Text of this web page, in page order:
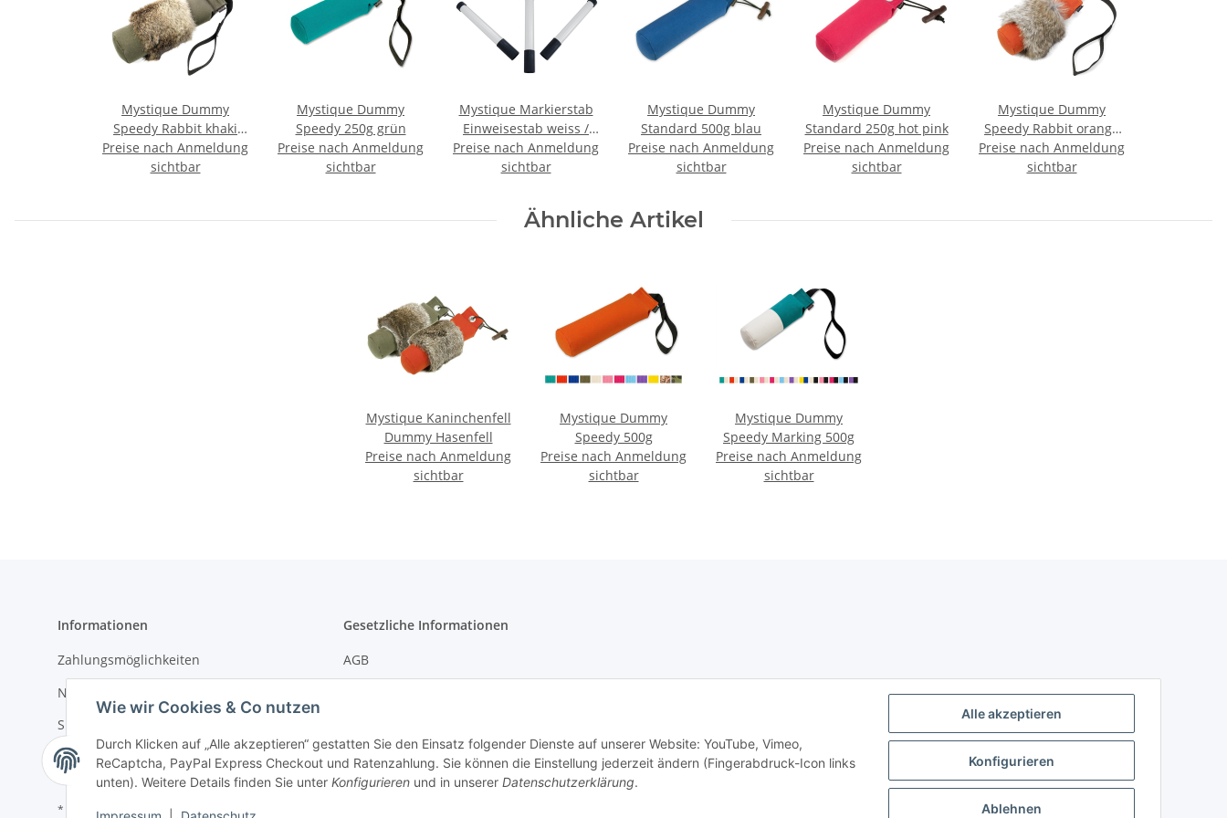
Alle akzeptieren
Konfigurieren
Ablehnen
Wie wir Cookies & Co nutzen
Durch Klicken auf „Alle akzeptieren“ gestatten Sie den Einsatz folgender Dienste auf unserer Website: YouTube, Vimeo,
ReCaptcha, PayPal Express Checkout und Ratenzahlung. Sie können die Einstellung jederzeit ändern (Fingerabdruck-Icon links
unten). Weitere Details finden Sie unter Konfigurieren und in unserer Datenschutzerklärung.
Mystique Dummy
Speedy Rabbit khaki
mit Fell 500g
Preise nach Anmeldung
sichtbar
Mystique Dummy
Speedy 250g grün
Preise nach Anmeldung
sichtbar
Mystique Markierstab
Einweisestab weiss /
schwarz im Set 3 Stück
Preise nach Anmeldung
sichtbar
Mystique Dummy
Standard 500g blau
Preise nach Anmeldung
sichtbar
Mystique Dummy
Standard 250g hot pink
Preise nach Anmeldung
sichtbar
Mystique Dummy
Speedy Rabbit orange
mit Fell 250g
Preise nach Anmeldung
sichtbar
Ähnliche Artikel
Mystique Kaninchenfell
Dummy Hasenfell
Preise nach Anmeldung
sichtbar
Mystique Dummy
Speedy 500g
Preise nach Anmeldung
sichtbar
Mystique Dummy
Speedy Marking 500g
Preise nach Anmeldung
sichtbar
Informationen
Zahlungsmöglichkeiten
Newsletter
Sitemap
Gesetzliche Informationen
AGB
Impressum
* Alle Preise zzgl. gesetzlicher USt.